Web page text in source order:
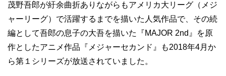
茂野吾郎が紆余曲折ありながらもアメリカ大リーグ（メジ
ャーリーグ）で活躍するまでを描いた人気作品で、その続
編として吾郎の息子の大吾を描いた『MAJOR 2nd』を原
作としたアニメ作品『メジャーセカンド』も2018年4月か
ら第１シリーズが放送されていました。